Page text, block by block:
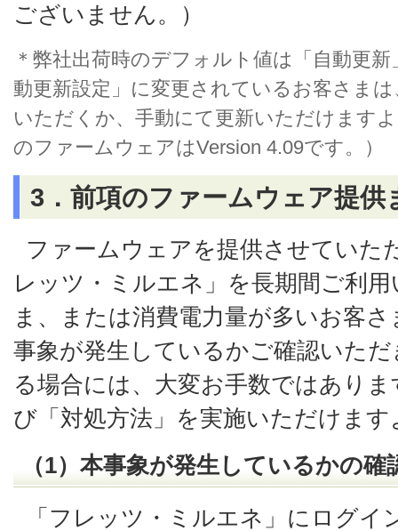
ございません。）
＊弊社出荷時のデフォルト値は「自動更
動更新設定」に変更されているお客さま
いただくか、手動にて更新いただけます
のファームウェアはVersion 4.09です。）
3．前項のファームウェア提供
ファームウェアを提供させていた
レッツ・ミルエネ」を長期間ご利
ま、または消費電力量が多いお客
事象が発生しているかご確認いた
る場合には、大変お手数ではあり
び「対処方法」を実施いただけま
（1）本事象が発生しているかの確
「フレッツ・ミルエネ」にログ